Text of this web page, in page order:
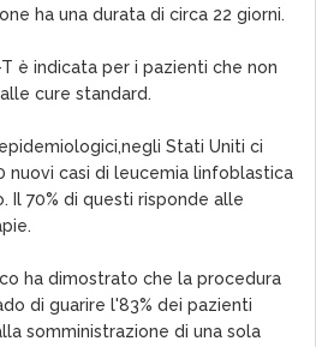
ha una durata di circa 22 giorni.
T è indicata per i pazienti che non
cure standard.
Stati Uniti ci
nuovi casi di leucemia linfoblastica
Il 70% di questi risponde alle
ha dimostrato che la procedura
di guarire l'83% dei pazienti
somministrazione di una sola